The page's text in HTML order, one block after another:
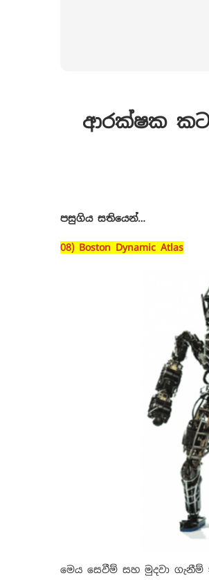
ආරක්ෂක
පසුගිය සතියෙන්…
08) Boston Dynamic Atlas
මෙය සෙවීම් සහ මුදවා